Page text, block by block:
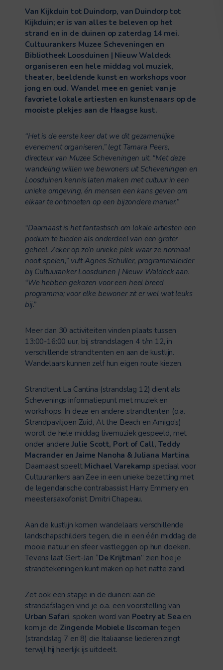
Van Kijkduin tot Duindorp, van Duindorp tot
Kijkduin; er is van alles te beleven op het
strand en in de duinen op zaterdag 14 mei.
Cultuurankers Muzee Scheveningen en
Bibliotheek Loosduinen | Nieuw Waldeck
organiseren een hele middag vol muziek,
theater, beeldende kunst en workshops voor
jong en oud. Wandel mee en geniet van je
favoriete lokale artiesten en kunstenaars op de
mooiste plekjes aan de Haagse kust.
“Het is de eerste keer dat we dit gezamenlijke
evenement organiseren,” legt Tamara Peers,
directeur van Muzee Scheveningen uit. “Met deze
wandeling willen we bewoners uit Scheveningen en
Loosduinen kennis laten maken met cultuur in een
unieke omgeving, én mensen een kans geven om
elkaar te ontmoeten op een bijzondere manier.”
“Daarnaast is het fantastisch om lokale artiesten een
podium te bieden als onderdeel van een groter
geheel. Zeker op zo’n unieke plek waar ze normaal
nooit spelen,” vult Agnes Schüller, programmaleider
bij Cultuuranker Loosduinen | Nieuw Waldeck aan.
“We hebben gekozen voor een heel breed
programma; voor elke bewoner zit er wel wat leuks
bij.”
Meer dan 30 activiteiten vinden plaats tussen
13:00-16:00 uur, bij strandslagen 4 t/m 12, in
verschillende strandtenten en aan de kustlijn.
Wandelaars kunnen zelf hun eigen route kiezen.
Strandtent La Cantina (strandslag 12) dient als
Schevenings informatiepunt met muziek en
workshops. In deze en andere strandtenten (o.a.
Strandpaviljoen Zuid, At the Beach en Amigo’s)
wordt de hele middag livemuziek gespeeld, met
onder andereJulie Scott, Port of Call, Teddy
Macrander en Jaime Nanoha & Juliana Martina.
Daarnaast speelt Michael Varekamp speciaal voor
Cultuurankers aan Zee in een unieke bezetting met
de legendarische contrabassist Harry Emmery en
meestersaxofonist Dmitri Chapeau.
Aan de kustlijn komen wandelaars verschillende
landschapschilders tegen, die in een één middag de
mooie natuur en sfeer vastleggen op hun doeken.
Tevens laat Gert-Jan “De Krijtman” zien hoe je
strandtekeningen kunt maken op het natte zand.
Zet ook een stapje in de duinen: aan de
strandafslagen vind je o.a. een voorstelling van
Urban Safari, spoken word van Poetry at Sea en
kom je de Zingende Mobiele IJscoman tegen
(strandslag 7 en 8) die Italiaanse liederen zingt
terwijl hij heerlijk ijs uitdeelt.